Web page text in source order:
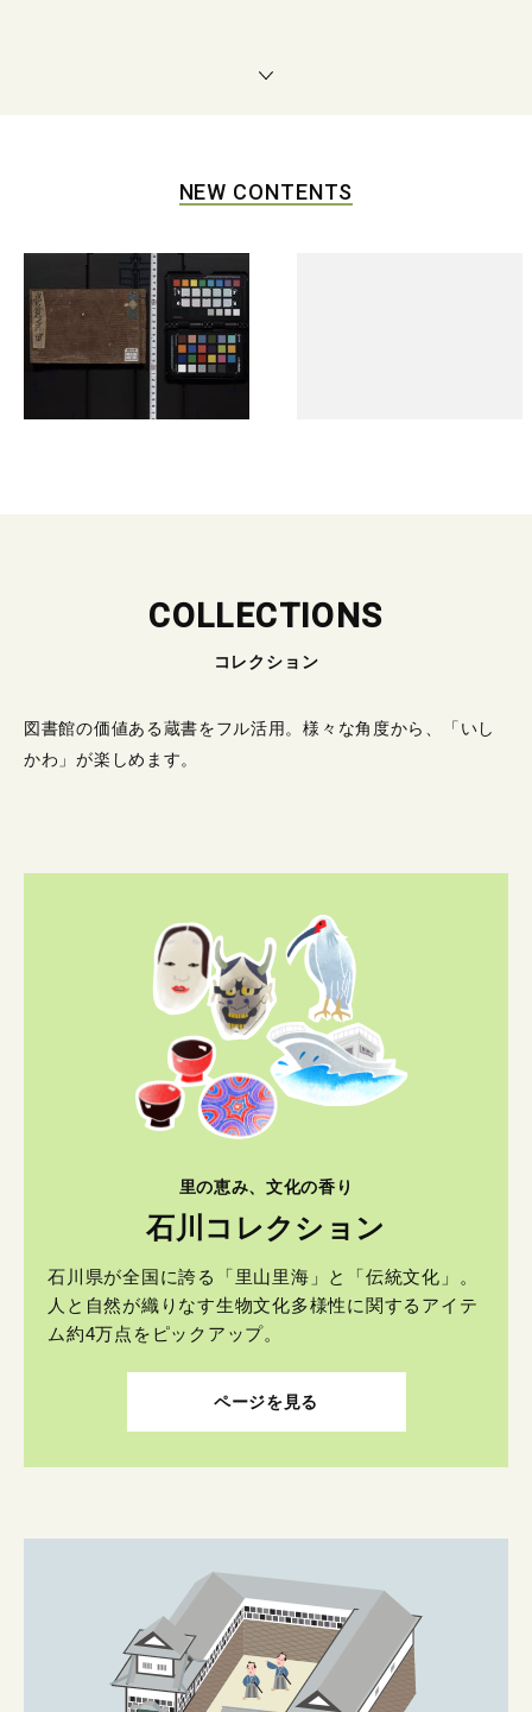
NEW CONTENTS
COLLECTIONS
コレクション
図書館の価値ある蔵書をフル活用。様々な角度から、「いし
かわ」が楽しめます。
里の恵み、文化の香り
石川コレクション
石川県が全国に誇る「里山里海」と「伝統文化」。
人と自然が織りなす生物文化多様性に関するアイテ
ム約4万点をピックアップ。
ページを見る